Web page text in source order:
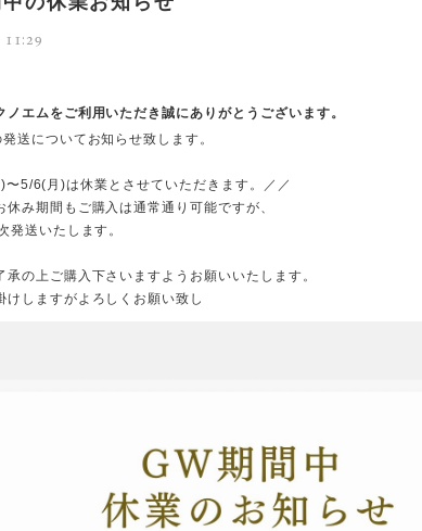
ノエムをご利用いただき誠にありがとうございます。
送についてお知らせ致します。
5/6(月)は休業とさせていただきます。／／
休み期間もご購入は通常通り可能ですが、
発送いたします。
承の上ご購入下さいますようお願いいたします。
けしますがよろしくお願い致し